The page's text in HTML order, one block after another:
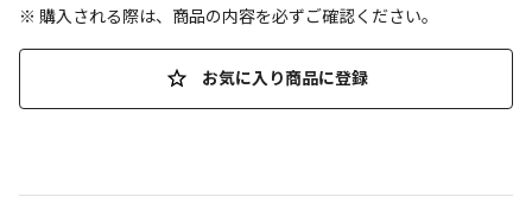
※ 購入される際は、商品の内容を必ずご確認ください。
お気に入り商品に登録